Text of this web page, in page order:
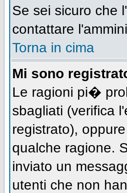
Se sei sicuro che
contattare
Torna in cima
Mi sono
Le ragioni pi�
sbagliati (verifica
registrato),
qualche ragione.
inviato un
utenti che non